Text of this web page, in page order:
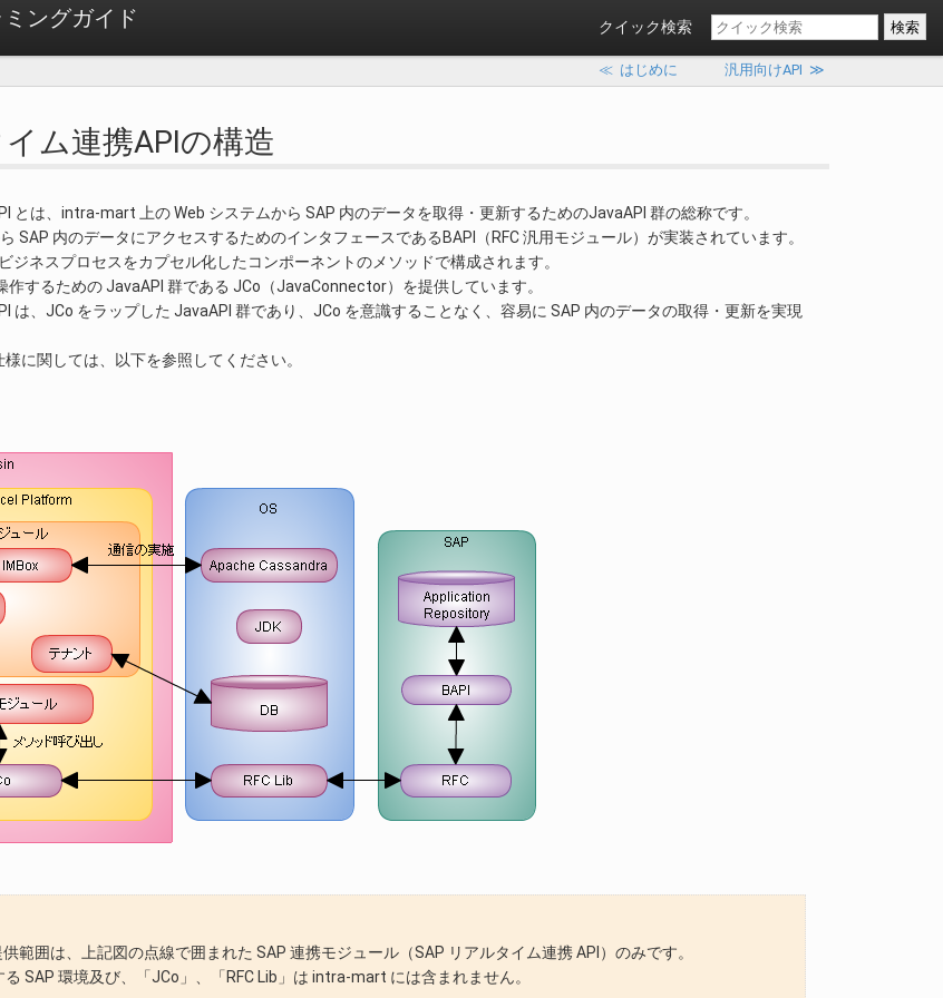
ングガイド クイック検索
≪ はじめに 汎用向けAPI ≫
ム連携APIの構造
とは、intra-mart 上の Web システムから SAP 内のデータを取得・更新するためのJavaAPI 群の総称です。
SAP 内のデータにアクセスするためのインタフェースであるBAPI（RFC 汎用モジュール）が実装されています。
ジネスプロセスをカプセル化したコンポーネントのメソッドで構成されます。
作するための JavaAPI 群である JCo（JavaConnector）を提供しています。
は、JCo をラップした JavaAPI 群であり、JCo を意識することなく、容易に SAP 内のデータの取得・更新を実現
に関しては、以下を参照してください。
範囲は、上記図の点線で囲まれた SAP 連携モジュール（SAP リアルタイム連携 API）のみです。
SAP 環境及び、「JCo」、「RFC Lib」は intra-mart には含まれません。